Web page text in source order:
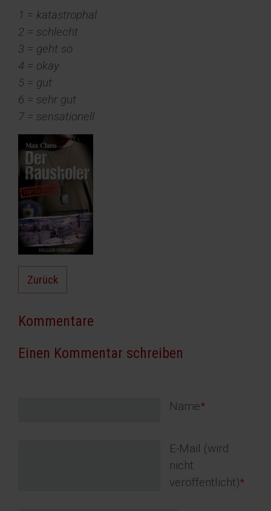
1 = katastrophal
2 = schlecht
3 = geht so
4 = okay
5 = gut
6 = sehr gut
7 = sensationell
Zurück
Kommentare
Einen Kommentar schreiben
Pflichtfeld
Name*
Pflichtfeld
E-Mail (wird
nicht
veröffentlicht)*